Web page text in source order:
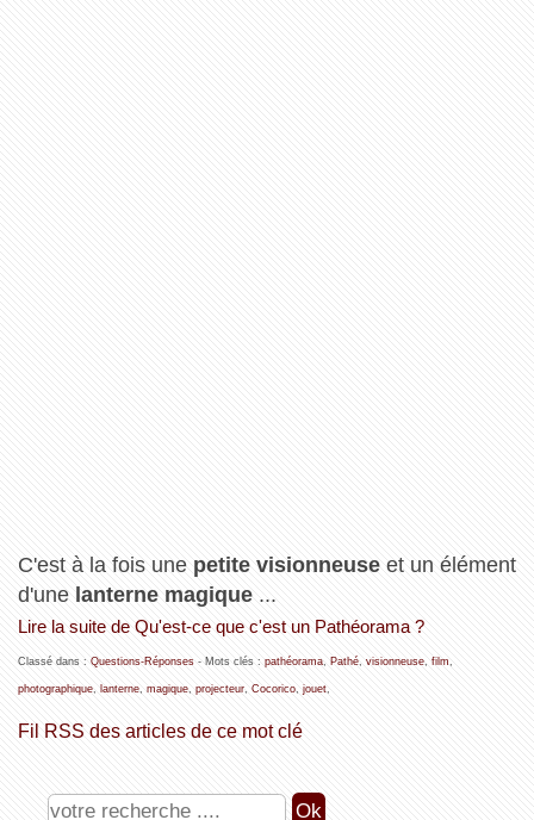
C'est à la fois une petite visionneuseet un élément
d'une lanterne magique...
Lire la suite de Qu'est-ce que c'est un Pathéorama ?
Classé dans : Questions-Réponses- Mots clés : pathéorama, Pathé, visionneuse, film
photographique, lanterne, magique, projecteur, Cocorico, jouet,
Fil RSS des articles de ce mot clé